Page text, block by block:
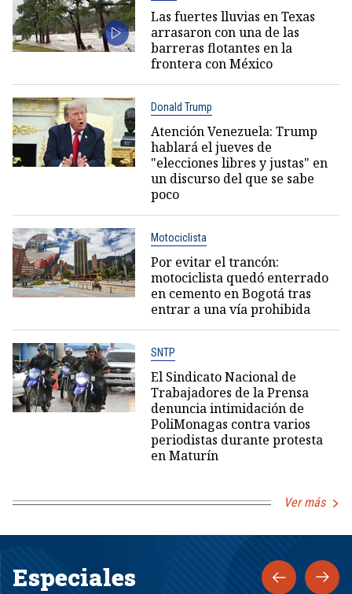
Las fuertes lluvias en Texas
arrasaron con una de las
barreras flotantes en la
frontera con México
Donald Trump
Atención Venezuela: Trump
hablará el jueves de
"elecciones libres y justas" en
un discurso del que se sabe
poco
Motociclista
Por evitar el trancón:
motociclista quedó enterrado
en cemento en Bogotá tras
entrar a una vía prohibida
SNTP
El Sindicato Nacional de
Trabajadores de la Prensa
denuncia intimidación de
PoliMonagas contra varios
periodistas durante protesta
en Maturín
Ver más
Especiales